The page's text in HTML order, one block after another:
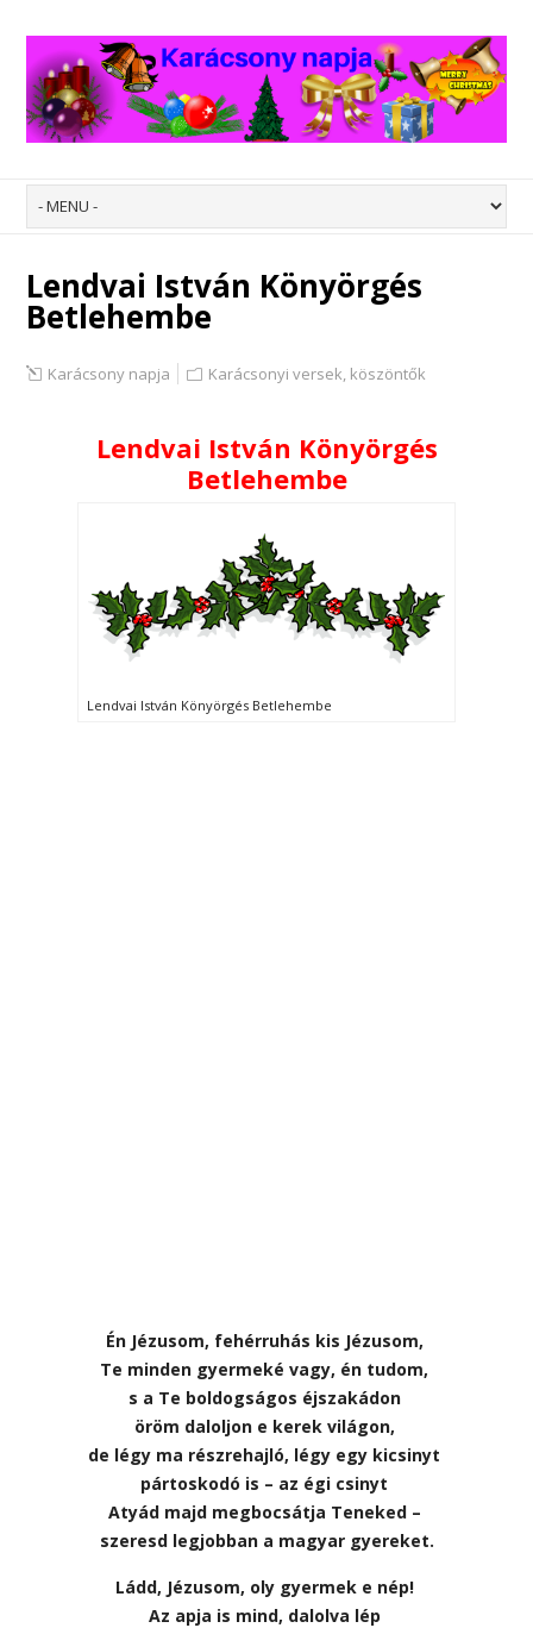
Lendvai István Könyörgés
Betlehembe
Karácsony napja Karácsonyi versek, köszöntők
Lendvai István Könyörgés
Betlehembe
Lendvai István Könyörgés Betlehembe
Én Jézusom, fehérruhás kis Jézusom,
Te minden gyermeké vagy, én tudom,
s a Te boldogságos éjszakádon
öröm daloljon e kerek világon,
de légy ma részrehajló, légy egy kicsinyt
pártoskodó is – az égi csinyt
Atyád majd megbocsátja Teneked –
szeresd legjobban a magyar gyereket.
Ládd, Jézusom, oly gyermek e nép!
Az apja is mind, dalolva lép